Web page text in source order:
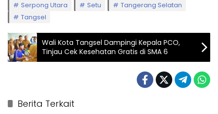
Serpong Utara
Setu
Tangerang Selatan
Tangsel
Wali Kota Tangsel Dampingi Kepala PCO,
Tinjau Cek Kesehatan Gratis di SMA 6
Berita Terkait